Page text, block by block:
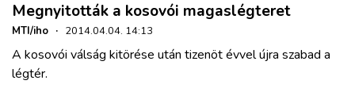
Megnyitották a kosovói magaslégteret
MTI/iho · 2014.04.04. 14:13
A kosovói válság kitörése után tizenöt évvel újra szabad a
légtér.